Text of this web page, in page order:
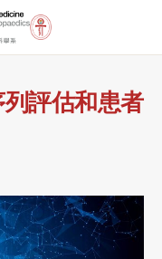
評估和患者